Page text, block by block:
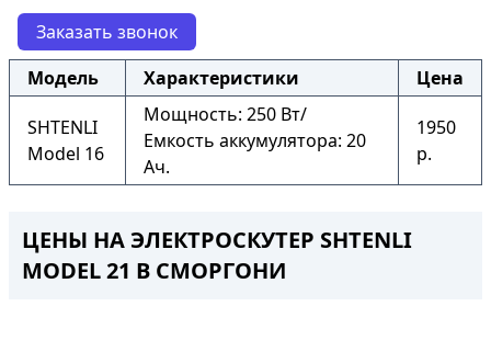
Заказать звонок
Модель
Характеристики Цена
SHTENLI
Model 16
Мощность: 250 Вт/
Емкость аккумулятора: 20
Ач.
1950
р.
ЦЕНЫ НА ЭЛЕКТРОСКУТЕР SHTENLI
MODEL 21 В СМОРГОНИ